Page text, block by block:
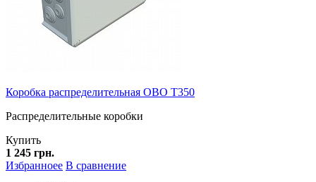
Коробка распределительная OBO T350
Распределительные коробки
Купить
1 245 грн.
Избранноее В сравнение